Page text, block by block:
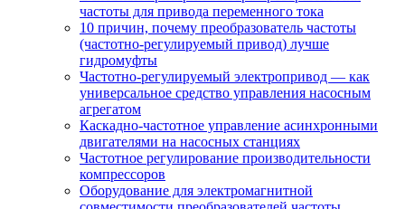
частоты для привода переменного тока
10 причин, почему преобразователь частоты
(частотно-регулируемый привод) лучше
гидромуфты
Частотно-регулируемый электропривод — как
универсальное средство управления насосным
агрегатом
Каскадно-частотное управление асинхронными
двигателями на насосных станциях
Частотное регулирование производительности
компрессоров
Оборудование для электромагнитной